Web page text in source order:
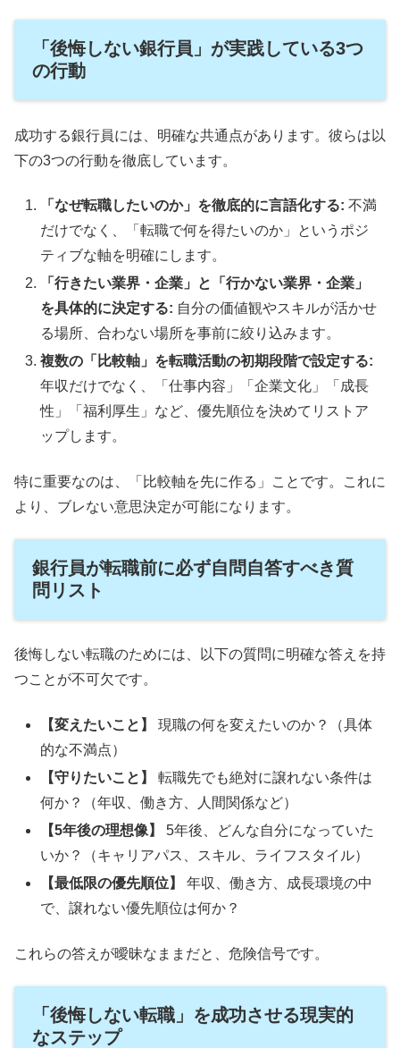
「後悔しない銀行員」が実践している3つ
の行動
成功する銀行員には、明確な共通点があります。彼らは以
下の3つの行動を徹底しています。
「なぜ転職したいのか」を徹底的に言語化する: 不満
だけでなく、「転職で何を得たいのか」というポジ
ティブな軸を明確にします。
「行きたい業界・企業」と「行かない業界・企業」
を具体的に決定する: 自分の価値観やスキルが活かせ
る場所、合わない場所を事前に絞り込みます。
複数の「比較軸」を転職活動の初期段階で設定する:
年収だけでなく、「仕事内容」「企業文化」「成長
性」「福利厚生」など、優先順位を決めてリストア
ップします。
特に重要なのは、「比較軸を先に作る」ことです。これに
より、ブレない意思決定が可能になります。
銀行員が転職前に必ず自問自答すべき質
問リスト
後悔しない転職のためには、以下の質問に明確な答えを持
つことが不可欠です。
【変えたいこと】
現職の何を変えたいのか？（具体
的な不満点）
【守りたいこと】
転職先でも絶対に譲れない条件は
何か？（年収、働き方、人間関係など）
【5年後の理想像】
5年後、どんな自分になっていた
いか？（キャリアパス、スキル、ライフスタイル）
【最低限の優先順位】
年収、働き方、成長環境の中
で、譲れない優先順位は何か？
これらの答えが曖昧なままだと、危険信号です。
「後悔しない転職」を成功させる現実的
なステップ